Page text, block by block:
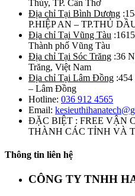
Thủy, TP. Cần Thơ
Địa chỉ Tại Bình Dương
P.HIỆP AN – TP.THỦ
Địa chỉ Tại Vũng Tàu
Thành phố Vũng Tàu
Địa chỉ Tại Sóc Trăng :36
Trăng, Việt Nam
Địa chỉ Tại Lâm Đồng
– Lâm Đồng
Hotline: 036 912 4565
Email:
ĐẶC BIỆT : FREE VẬN
THÀNH CÁC TỈNH VÀ
Thông tin liên hệ
CÔNG TY TNHH